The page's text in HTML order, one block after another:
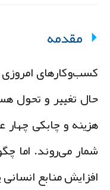
مقدمه
امروزی
تغییر و تحول
و چابکی چهار
می‌روند. اما
منابع انسانی